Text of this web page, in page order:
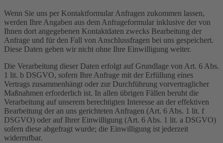
Wenn Sie uns per Kontaktformular Anfragen zukommen lassen,
werden Ihre Angaben aus dem Anfrageformular inklusive der von
Ihnen dort angegebenen Kontaktdaten zwecks Bearbeitung der
Anfrage und für den Fall von Anschlussfragen bei uns gespeichert.
Diese Daten geben wir nicht ohne Ihre Einwilligung weiter.
Die Verarbeitung dieser Daten erfolgt auf Grundlage von Art. 6 Abs.
1 lit. b DSGVO, sofern Ihre Anfrage mit der Erfüllung eines
Vertrags zusammenhängt oder zur Durchführung vorvertraglicher
Maßnahmen erforderlich ist. In allen übrigen Fällen beruht die
Verarbeitung auf unserem berechtigten Interesse an der effektiven
Bearbeitung der an uns gerichteten Anfragen (Art. 6 Abs. 1 lit. f
DSGVO) oder auf Ihrer Einwilligung (Art. 6 Abs. 1 lit. a DSGVO)
sofern diese abgefragt wurde; die Einwilligung ist jederzeit
widerrufbar.